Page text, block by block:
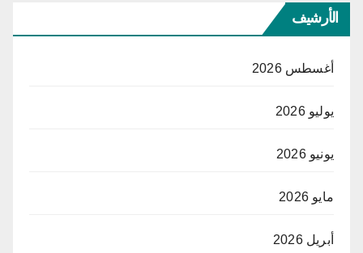
الأرشيف
أغسطس 2026
يوليو 2026
يونيو 2026
مايو 2026
أبريل 2026